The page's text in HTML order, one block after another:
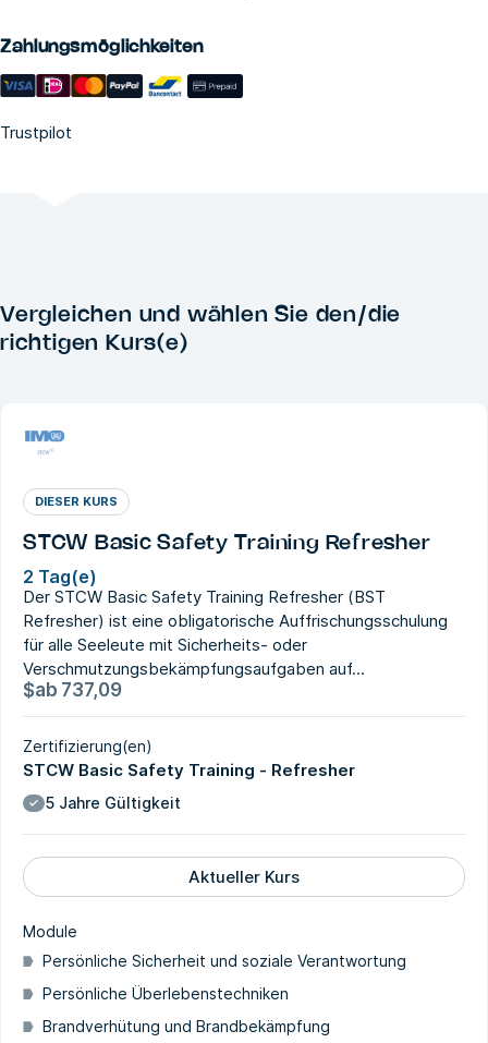
Zahlungsmöglichkeiten
Trustpilot
Vergleichen und wählen Sie den/die
richtigen Kurs(e)
DIESER KURS
STCW Basic Safety Training Refresher
2 Tag(e)
Der STCW Basic Safety Training Refresher (BST
Refresher) ist eine obligatorische Auffrischungsschulung
für alle Seeleute mit Sicherheits- oder
Verschmutzungsbekämpfungsaufgaben auf...
$ab 737,09
Zertifizierung(en)
STCW Basic Safety Training - Refresher
5 Jahre Gültigkeit
Aktueller Kurs
Module
Persönliche Sicherheit und soziale Verantwortung
Persönliche Überlebenstechniken
Brandverhütung und Brandbekämpfung